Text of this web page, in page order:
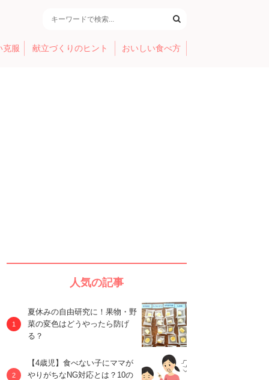
克服 献立づくりのヒント おいしい食べ方
人気の記事
夏休みの自由研究に！果物・野
菜の変色はどうやったら防げ
る？
【4歳児】食べない子にママが
やりがちなNG対応とは？10の